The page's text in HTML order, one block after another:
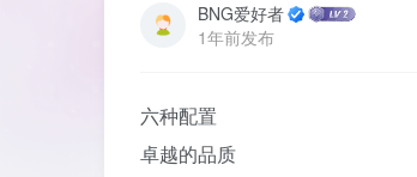
BNG爱好者
1年前发布
六种配置
卓越的品质